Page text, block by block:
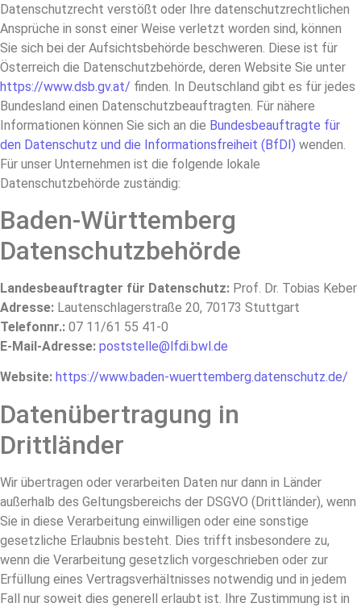
Datenschutzrecht verstößt oder Ihre datenschutzrechtlichen
Ansprüche in sonst einer Weise verletzt worden sind, können
Sie sich bei der Aufsichtsbehörde beschweren. Diese ist für
Österreich die Datenschutzbehörde, deren Website Sie unter
https://www.dsb.gv.at/ finden. In Deutschland gibt es für jedes
Bundesland einen Datenschutzbeauftragten. Für nähere
Informationen können Sie sich an die Bundesbeauftragte für
den Datenschutz und die Informationsfreiheit (BfDI) wenden.
Für unser Unternehmen ist die folgende lokale
Datenschutzbehörde zuständig:
Baden-Württemberg
Datenschutzbehörde
Landesbeauftragter für Datenschutz: Prof. Dr. Tobias Keber
Adresse: Lautenschlagerstraße 20, 70173 Stuttgart
Telefonnr.: 07 11/61 55 41-0
E-Mail-Adresse: poststelle@lfdi.bwl.de
Website: https://www.baden-wuerttemberg.datenschutz.de/
Datenübertragung in
Drittländer
Wir übertragen oder verarbeiten Daten nur dann in Länder
außerhalb des Geltungsbereichs der DSGVO (Drittländer), wenn
Sie in diese Verarbeitung einwilligen oder eine sonstige
gesetzliche Erlaubnis besteht. Dies trifft insbesondere zu,
wenn die Verarbeitung gesetzlich vorgeschrieben oder zur
Erfüllung eines Vertragsverhältnisses notwendig und in jedem
Fall nur soweit dies generell erlaubt ist. Ihre Zustimmung ist in